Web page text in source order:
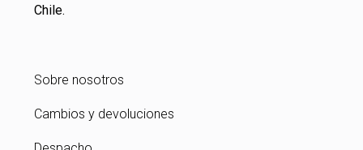
Chile.
Sobre nosotros
Cambios y devoluciones